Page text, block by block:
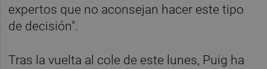
expertos que no aconsejan hacer este tipo
de decisión".
Tras la vuelta al cole de este lunes, Puig ha